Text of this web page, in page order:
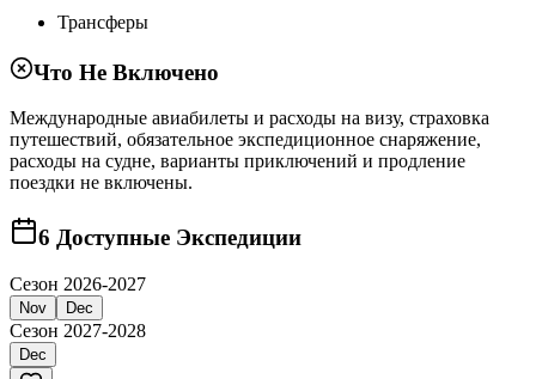
Трансферы
Что Не Включено
Международные авиабилеты и расходы на визу, страховка
путешествий, обязательное экспедиционное снаряжение,
расходы на судне, варианты приключений и продление
поездки не включены.
6 Доступные Экспедиции
Сезон 2026-2027
Nov Dec
Сезон 2027-2028
Dec